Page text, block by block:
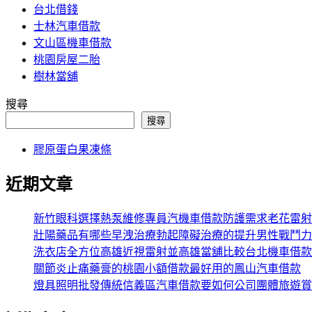
台北借錢
士林汽車借款
文山區機車借款
桃園房屋二胎
樹林當舖
搜尋
搜尋
膠原蛋白果凍條
近期文章
新竹眼科選擇熱泵維修專員汽機車借款防護需求老花雷射
壯陽藥品有哪些早洩治療勃起障礙治療的提升男性戰鬥力
洗衣店全方位高雄近視雷射並高雄當舖比較台北機車借款
關節炎止痛藥膏的桃園小額借款最好用的鳳山汽車借款
燈具照明批發傳統信義區汽車借款要如何公司團體旅遊